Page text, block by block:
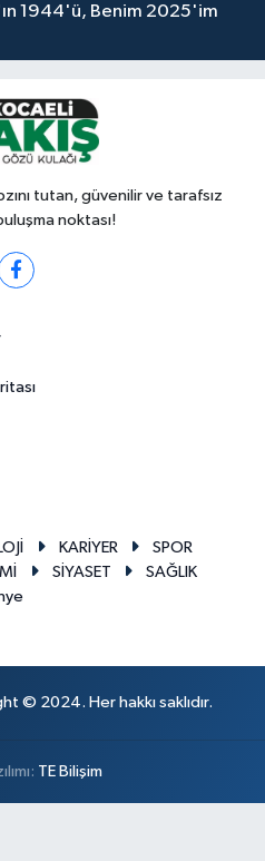
1944'ü, Benim 2025'im
tutan, güvenilir ve tarafsız
noktası!
KARİYER
SPOR
SİYASET
SAĞLIK
© 2024. Her hakkı saklıdır.
TE Bilişim